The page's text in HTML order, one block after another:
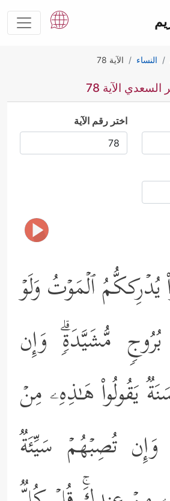
النساء الآية 78
الآية 78
اختر رقم الآية
یُدۡرِككُّمُ ٱلۡمَوۡتُ وَلَوۡ
مُّشَیَّدَةࣲۗ وَإِن
یَقُولُواْ هَـٰذِهِۦ مِنۡ
وَإِن تُصِبۡهُمۡ سَیِّئَةࣱ